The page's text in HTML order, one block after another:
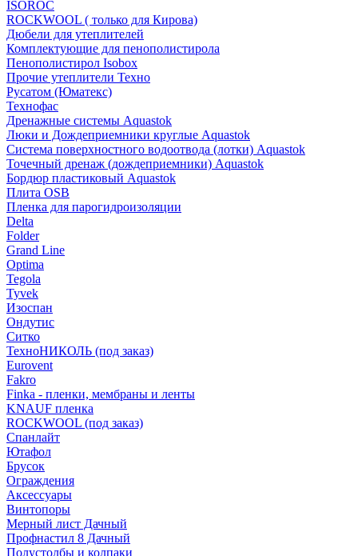
ISOROC
ROCKWOOL ( только для Кирова)
Дюбели для утеплителей
Комплектующие для пенополистирола
Пенополистирол Isobox
Прочие утеплители Техно
Русатом (Юматекс)
Технофас
Дренажные системы Aquastok
Люки и Дождеприемники круглые Aquastok
Система поверхностного водоотвода (лотки) Aquastok
Точечный дренаж (дождеприемники) Aquastok
Бордюр пластиковый Aquastok
Плита OSB
Пленка для парогидроизоляции
Delta
Folder
Grand Line
Optima
Tegola
Tyvek
Изоспан
Ондутис
Ситко
ТехноНИКОЛЬ (под заказ)
Eurovent
Fakro
Finka - пленки, мембраны и ленты
KNAUF пленка
ROCKWOOL (под заказ)
Спанлайт
Ютафол
Брусок
Ограждения
Аксессуары
Винтопоры
Мерный лист Дачный
Профнастил 8 Дачный
Полустолбы и колпаки